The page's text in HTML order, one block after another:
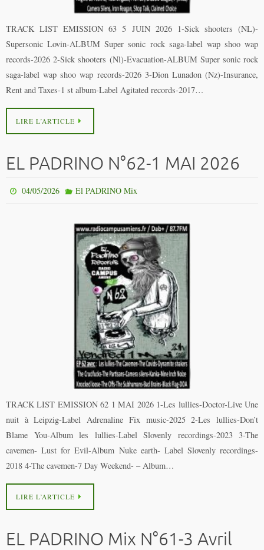
TRACK LIST EMISSION 63 5 JUIN 2026 1-Sick shooters (NL)-
Supersonic Lovin-ALBUM Super sonic rock saga-label wap shoo wap
records-2026 2-Sick shooters (Nl)-Evacuation-ALBUM Super sonic rock
saga-label wap shoo wap records-2026 3-Dion Lunadon (Nz)-Insurance,
Rent and Taxes-1 st album-Label Agitated records-2017…
LIRE L’ARTICLE
EL PADRINO N°62-1 MAI 2026
04/05/2026 El PADRINO Mix
TRACK LIST EMISSION 62 1 MAI 2026 1-Les lullies-Doctor-Live Une
nuit à Leipzig-Label Adrenaline Fix music-2025 2-Les lullies-Don’t
Blame You-Album les lullies-Label Slovenly recordings-2023 3-The
cavemen- Lust for Evil-Album Nuke earth- Label Slovenly recordings-
2018 4-The cavemen-7 Day Weekend- – Album…
LIRE L’ARTICLE
EL PADRINO Mix N°61-3 Avril